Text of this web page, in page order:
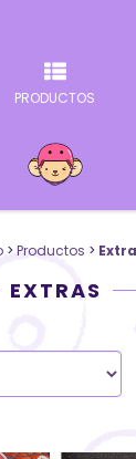
PRODUCTOS
> Productos >
EXTRAS